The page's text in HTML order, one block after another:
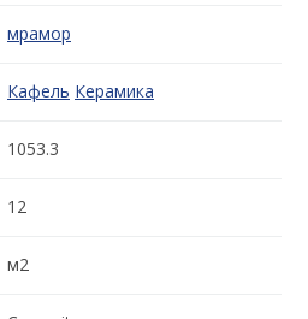
мрамор
Кафель Керамика
1053.3
12
м2